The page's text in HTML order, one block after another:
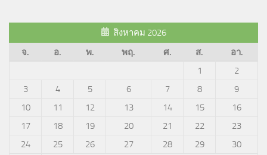
สิงหาคม 2026
จ.
อ. พ. พฤ. ศ. ส.
อา.
1
2
3
4 5 6 7 8
9
10
11 12 13 14 15
16
17
18 19 20 21 22
23
24
25 26 27 28 29 30